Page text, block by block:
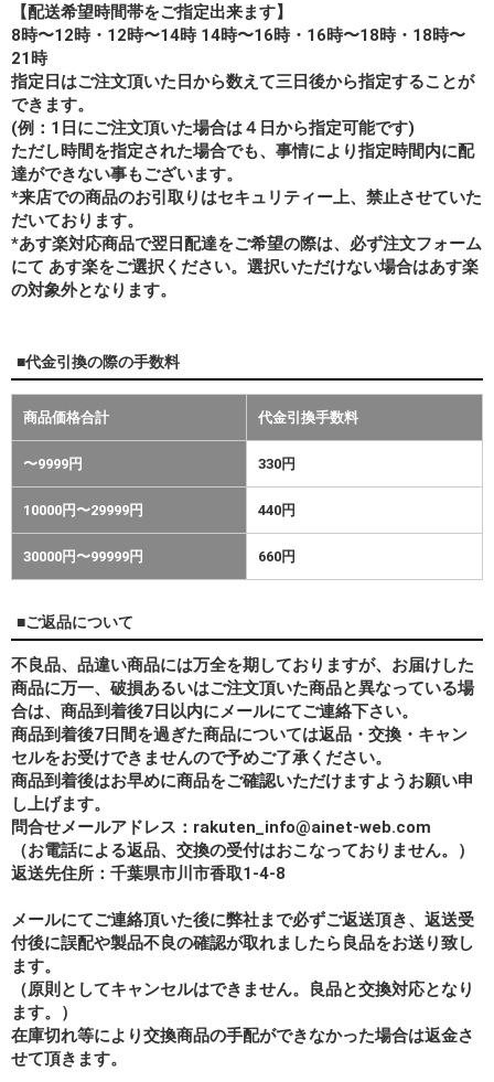
【配送希望時間帯をご指定出来ます】
8時〜12時・12時〜14時 14時〜16時・16時〜18時・18時〜
21時
指定日はご注文頂いた日から数えて三日後から指定することが
できます。
(例：1日にご注文頂いた場合は４日から指定可能です)
ただし時間を指定された場合でも、事情により指定時間内に配
達ができない事もございます。
*来店での商品のお引取りはセキュリティー上、禁止させていた
だいております。
*あす楽対応商品で翌日配達をご希望の際は、必ず注文フォーム
にて あす楽をご選択ください。選択いただけない場合はあす楽
の対象外となります。
■代金引換の際の手数料
商品価格合計 代金引換手数料
〜9999円 330円
10000円〜29999円 440円
30000円〜99999円 660円
■ご返品について
不良品、品違い商品には万全を期しておりますが、お届けした
商品に万一、破損あるいはご注文頂いた商品と異なっている場
合は、商品到着後7日以内にメールにてご連絡下さい。
商品到着後7日間を過ぎた商品については返品・交換・キャン
セルをお受けできませんので予めご了承ください。
商品到着後はお早めに商品をご確認いただけますようお願い申
し上げます。
問合せメールアドレス：rakuten_info@ainet-web.com
（お電話による返品、交換の受付はおこなっておりません。）
返送先住所：千葉県市川市香取1-4-8
メールにてご連絡頂いた後に弊社まで必ずご返送頂き、返送受
付後に誤配や製品不良の確認が取れましたら良品をお送り致し
ます。
（原則としてキャンセルはできません。良品と交換対応となり
ます。）
在庫切れ等により交換商品の手配ができなかった場合は返金さ
せて頂きます。